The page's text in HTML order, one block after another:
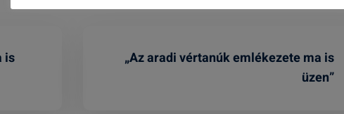
is
„Az aradi vértanúk emlékezete ma is
üzen”